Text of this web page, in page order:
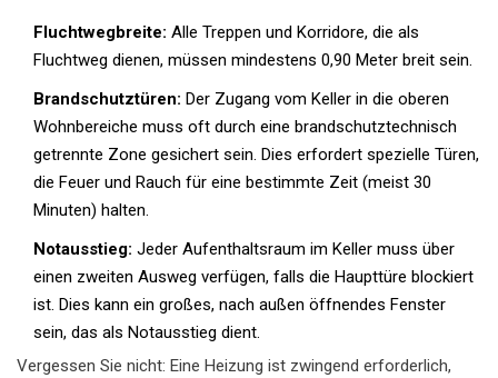
Fluchtwegbreite: Alle Treppen und Korridore, die als
Fluchtweg dienen, müssen mindestens 0,90 Meter breit sein.
Brandschutztüren: Der Zugang vom Keller in die oberen
Wohnbereiche muss oft durch eine brandschutztechnisch
getrennte Zone gesichert sein. Dies erfordert spezielle Türen,
die Feuer und Rauch für eine bestimmte Zeit (meist 30
Minuten) halten.
Notausstieg: Jeder Aufenthaltsraum im Keller muss über
einen zweiten Ausweg verfügen, falls die Haupttüre blockiert
ist. Dies kann ein großes, nach außen öffnendes Fenster
sein, das als Notausstieg dient.
Vergessen Sie nicht: Eine Heizung ist zwingend erforderlich,